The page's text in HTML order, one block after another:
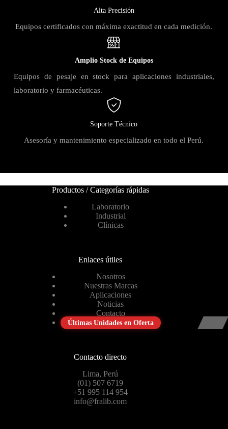
Alta Precisión
Equipos certificados con máxima exactitud en cada medición.
Amplio Stock de Equipos
Equipos de pesaje en stock para aplicaciones industriales,
laboratorio y farmacéuticas.
Soporte Técnico
Asesoría y mantenimiento especializado en todo el Perú.
Productos / Categorías rápidas
Laboratorio
Industrial
Clínicas
Enlaces útiles
Nosotros
Nuestras Marcas
Aplicaciones
Noticias
Contacto
Últimas Unidades en Oferta
Contacto directo
Lima, Perú
(01) 507 6719
+51 995 114 954
info@fralib.com